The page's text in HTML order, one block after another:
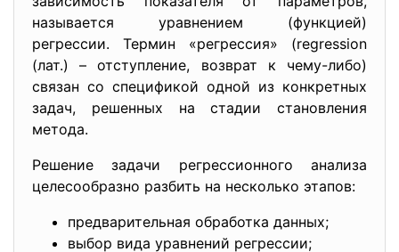
называется уравнением (функцией)
регрессии. Термин «регрессия» (regression
(лат.) – отступление, возврат к чему-либо)
связан со спецификой одной из конкретных
задач, решенных на стадии становления
метода.
Решение задачи регрессионного анализа
целесообразно разбить на несколько этапов:
предварительная обработка данных;
выбор вида уравнений регрессии;